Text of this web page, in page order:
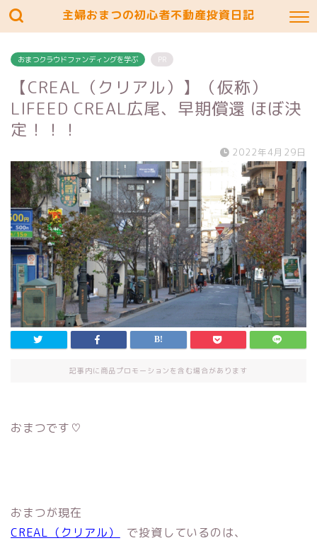
主婦おまつの初心者不動産投資日記
おまつクラウドファンディングを学ぶ PR
【CREAL（クリアル）】（仮称）
LIFEED CREAL広尾、早期償還 ほぼ決
定！！！
2022年4月29日
記事内に商品プロモーションを含む場合があります
おまつです♡
おまつが現在
CREAL（クリアル）
で投資しているのは、